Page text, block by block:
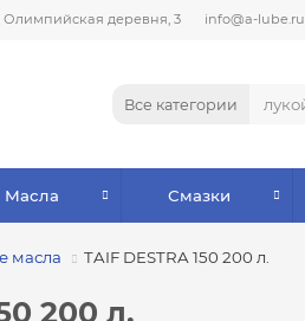
деревня, 3 info@a-lube.ru
Все категории
Масла Смазки
масла TAIF DESTRA 150 200 л.
200 л.